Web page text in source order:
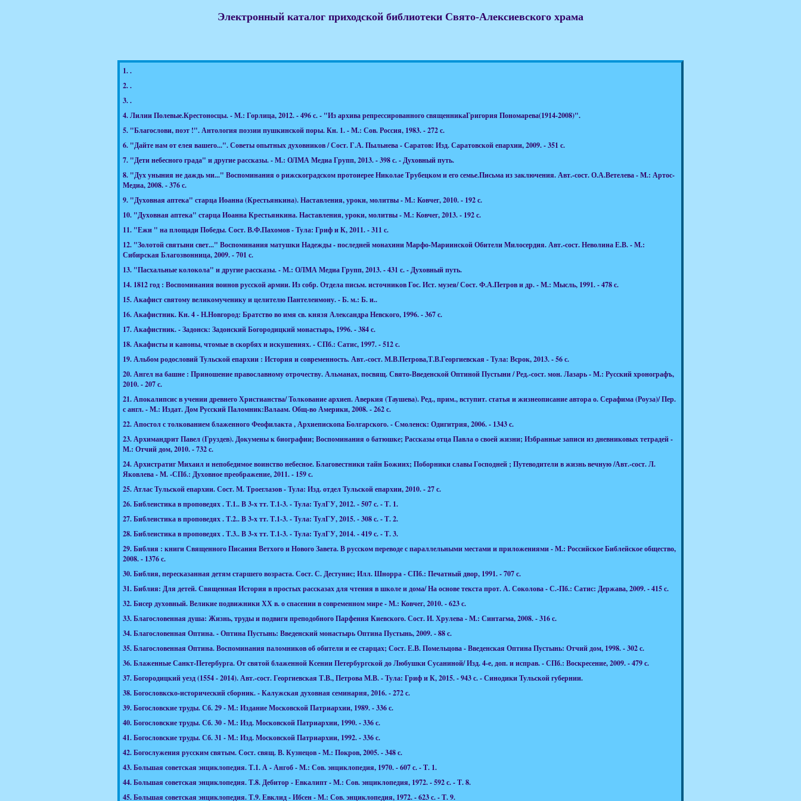
Электронный каталог приходской библиотеки Свято-Алексиевского храма
1..
2..
3..
4.Лилии Полевые.Крестоносцы. - М.: Горлица, 2012. - 496 с. - "Из архива репрессированного священникаГригория Пономарева(1914-2008)".
5. "Благослови, поэт !". Антология поэзии пушкинской поры. Кн. 1. - М.: Сов. Россия, 1983. - 272 с.
6. "Дайте нам от елея вашего...". Советы опытных духовников / Сост. Г.А. Пыльнева - Саратов: Изд. Саратовской епархии, 2009. - 351 с.
7. "Дети небесного града" и другие рассказы. - М.: ОЛМА Медиа Групп, 2013. - 398 с. - Духовный путь.
8. "Дух уныния не даждь ми..." Воспоминания о рижскоградском протоиерее Николае Трубецком и его семье.Письма из заключения. Авт.-сост. О.А.Ветелева - М.: Артос-
Медиа, 2008. - 376 с.
9. "Духовная аптека" старца Иоанна (Крестьянкина). Наставления, уроки, молитвы - М.: Ковчег, 2010. - 192 с.
10. "Духовная аптека" старца Иоанна Крестьянкина. Наставления, уроки, молитвы - М.: Ковчег, 2013. - 192 с.
11. "Ежи " на площади Победы. Сост. В.Ф.Пахомов - Тула: Гриф и К, 2011. - 311 с.
12. "Золотой святыни свет..." Воспоминания матушки Надежды - последней монахини Марфо-Мариинской Обители Милосердия. Авт.-сост. Неволина Е.В. - М.:
Сибирская Благозвонница, 2009. - 701 с.
13. "Пасхальные колокола" и другие рассказы. - М.: ОЛМА Медиа Групп, 2013. - 431 с. - Духовный путь.
14. 1812 год : Воспоминания воинов русской армии. Из собр. Отдела письм. источников Гос. Ист. музея/ Сост. Ф.А.Петров и др. - М.: Мысль, 1991. - 478 с.
15.Акафист святому великомученику и целителю Пантелеимону. - Б. м.: Б. и..
16.Акафистник. Кн. 4 - Н.Новгород: Братство во имя св. князя Александра Невского, 1996. - 367 с.
17.Акафистник. - Задонск: Задонский Богородицкий монастырь, 1996. - 384 с.
18.Акафисты и каноны, чтомые в скорбях и искушениях. - СПб.: Сатис, 1997. - 512 с.
19.Альбом родословий Тульской епархии : История и современность. Авт.-сост. М.В.Петрова,Т.В.Георгиевская - Тула: Всрок, 2013. - 56 с.
20.Ангел на башне : Приношение православному отрочеству. Альманах, посвящ. Свято-Введенской Оптиной Пустыни / Ред.-сост. мон. Лазарь - М.: Русский хронографъ,
2010. - 207 с.
21.Апокалипсис в учении древнего Христианства/ Толкование архиеп. Аверкия (Таушева). Ред., прим., вступит. статья и жизнеописание автора о. Серафима (Роуза)/ Пер.
с англ. - М.: Издат. Дом Русский Паломник:Валаам. Общ-во Америки, 2008. - 262 с.
22.Апостол с толкованием блаженного Феофилакта , Архиепископа Болгарского. - Смоленск: Одигитрия, 2006. - 1343 с.
23.Архимандрит Павел (Груздев). Докумены к биографии; Воспоминания о батюшке; Рассказы отца Павла о своей жизни; Избранные записи из дневниковых тетрадей -
М.: Отчий дом, 2010. - 732 с.
24.Архистратиг Михаил и непобедимое воинство небесное. Благовестники тайн Божиих; Поборники славы Господней ; Путеводители в жизнь вечную /Авт.-сост. Л.
Яковлева - М. -СПб.: Духовное преображение, 2011. - 159 с.
25.Атлас Тульской епархии. Сост. М. Троеглазов - Тула: Изд. отдел Тульской епархии, 2010. - 27 с.
26.Библеистика в проповедях . Т.1.. В 3-х тт. Т.1-3. - Тула: ТулГУ, 2012. - 507 с. -Т. 1.
27.Библеистика в проповедях . Т.2.. В 3-х тт. Т.1-3. - Тула: ТулГУ, 2015. - 308 с. -Т. 2.
28.Библеистика в проповедях . Т.3.. В 3-х тт. Т.1-3. - Тула: ТулГУ, 2014. - 419 с. -Т. 3.
29.Библия : книги Священного Писания Ветхого и Нового Завета. В русском переводе с параллельными местами и приложениями - М.: Российское Библейское общество,
2008. - 1376 с.
30.Библия, пересказанная детям старшего возраста. Сост. С. Дестунис; Илл. Шнорра - СПб.: Печатный двор, 1991. - 707 с.
31.Библия: Для детей. Священная История в простых рассказах для чтения в школе и дома/ На основе текста прот. А. Соколова - С.-Пб.: Сатис: Держава, 2009. - 415 с.
32.Бисер духовный. Великие подвижники ХХ в. о спасении в современном мире - М.: Ковчег, 2010. - 623 с.
33.Благословенная душа: Жизнь, труды и подвиги преподобного Парфения Киевского. Сост. И. Хрулева - М.: Синтагма, 2008. - 316 с.
34.Благословенная Оптина. - Оптина Пустынь: Введенский монастырь Оптина Пустынь, 2009. - 88 с.
35.Благословенная Оптина. Воспоминания паломников об обители и ее старцах; Сост. Е.В. Помельцова - Введенская Оптина Пустынь: Отчий дом, 1998. - 302 с.
36.Блаженные Санкт-Петербурга. От святой блаженной Ксении Петербургской до Любушки Сусаниной/ Изд. 4-е, доп. и исправ. - СПб.: Воскресение, 2009. - 479 с.
37.Богородицкий уезд (1554 - 2014). Авт.-сост. Георгиевская Т.В., Петрова М.В. - Тула: Гриф и К, 2015. - 943 с. - Синодики Тульской губернии.
38.Богословкско-исторический сборник. - Калужская духовная семинария, 2016. - 272 с.
39.Богословские труды. Сб. 29 - М.: Издание Московской Патриархии, 1989. - 336 с.
40.Богословские труды. Сб. 30 - М.: Изд. Московской Патриархии, 1990. - 336 с.
41.Богословские труды. Сб. 31 - М.: Изд. Московской Патриархии, 1992. - 336 с.
42.Богослужения русским святым. Сост. свящ. В. Кузнецов - М.: Покров, 2005. - 348 с.
43.Большая советская энциклопедия. Т.1. А - Ангоб - М.: Сов. энциклопедия, 1970. - 607 с. -Т. 1.
44.Большая советская энциклопедия. Т.8. Дебитор - Евкалипт - М.: Сов. энциклопедия, 1972. - 592 с. -Т. 8.
45.Большая советская энциклопедия. Т.9. Евклид - Ибсен - М.: Сов. энциклопедия, 1972. - 623 с. -Т. 9.